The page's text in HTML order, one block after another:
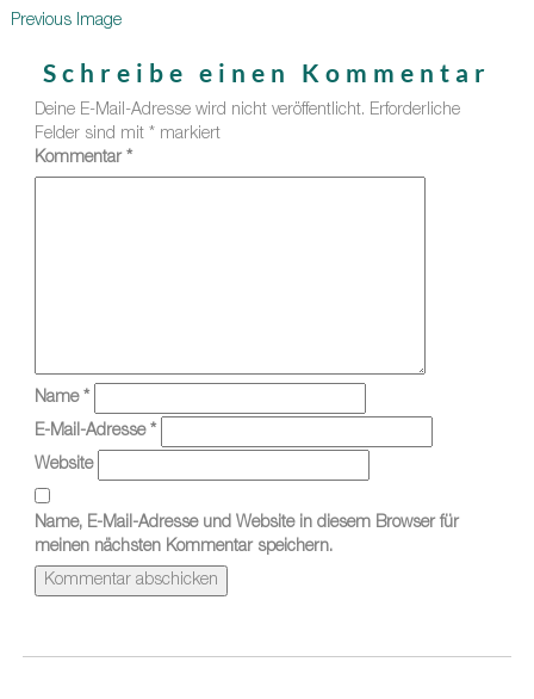
Previous Image
Schreibe einen Kommentar
Deine E-Mail-Adresse wird nicht veröffentlicht. Erforderliche
Felder sind mit * markiert
Kommentar *
Name *
E-Mail-Adresse *
Website
Name, E-Mail-Adresse und Website in diesem Browser für
meinen nächsten Kommentar speichern.